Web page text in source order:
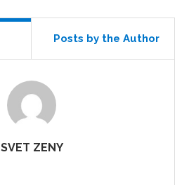
Posts by the Author
SVET ZENY